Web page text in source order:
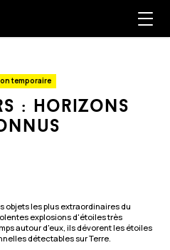
temporaire
: horizons
objets les plus extraordinaires du
explosions d'étoiles très
autour d'eux, ils dévorent les étoiles
détectables sur Terre.